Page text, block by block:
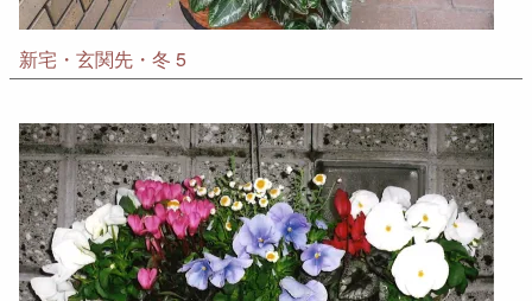
新宅・玄関先・冬 5